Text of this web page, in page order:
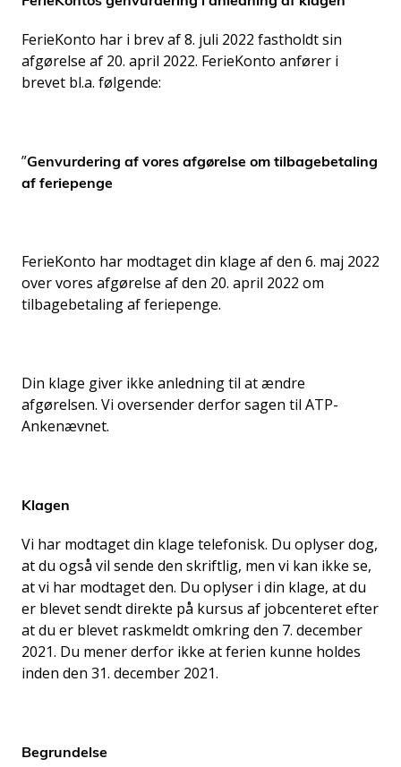
FerieKonto har i brev af 8. juli 2022 fastholdt sin
afgørelse af 20. april 2022. FerieKonto anfører i
brevet bl.a. følgende:
”Genvurdering af vores afgørelse om tilbagebetaling
af feriepenge
FerieKonto har modtaget din klage af den 6. maj 2022
over vores afgørelse af den 20. april 2022 om
tilbagebetaling af feriepenge.
Din klage giver ikke anledning til at ændre
afgørelsen. Vi oversender derfor sagen til ATP-
Ankenævnet.
Klagen
Vi har modtaget din klage telefonisk. Du oplyser dog,
at du også vil sende den skriftlig, men vi kan ikke se,
at vi har modtaget den. Du oplyser i din klage, at du
er blevet sendt direkte på kursus af jobcenteret efter
at du er blevet raskmeldt omkring den 7. december
2021. Du mener derfor ikke at ferien kunne holdes
inden den 31. december 2021.
Begrundelse